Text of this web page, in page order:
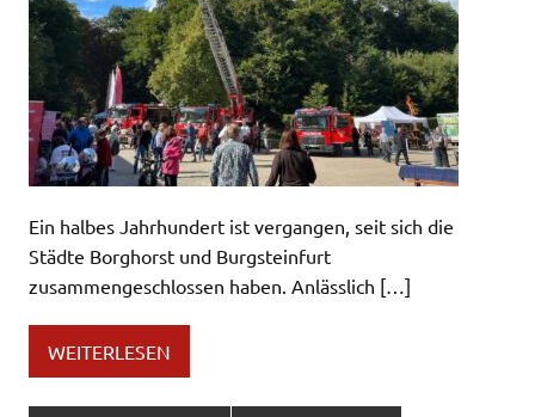
Ein halbes Jahrhundert ist vergangen, seit sich die
Städte Borghorst und Burgsteinfurt
zusammengeschlossen haben. Anlässlich […]
WEITERLESEN